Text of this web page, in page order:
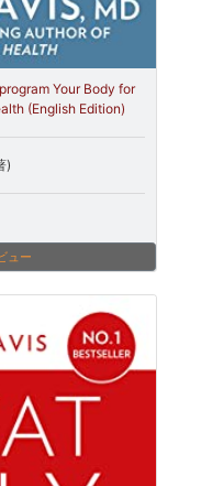
Your Body for
(English Edition)
)
ュー